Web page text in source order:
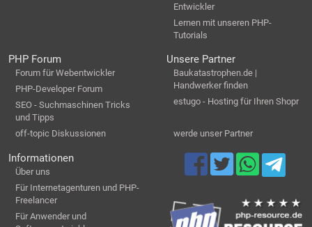
Entwickler
Lernen mit unseren PHP-
Tutorials
PHP Forum
Forum für Webentwickler
PHP-Developer Forum
SEO - Suchmaschinen Tricks
und Tipps
off-topic Diskussionen
Unsere Partner
Baukatastrophen.de |
Handwerker finden
estugo - Hosting für Ihren Shopr
werde unser Partner
Informationen
Über uns
Für Internetagenturen und PHP-
Freelancer
Für Anwender und